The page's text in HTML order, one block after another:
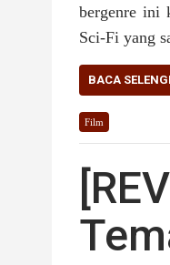
bergenre ini
Sci-Fi yang
BACA
Film